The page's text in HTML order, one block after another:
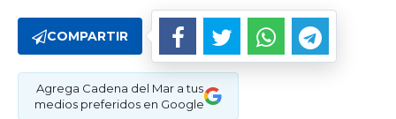
COMPARTIR
Agrega Cadena del Mar a tus
medios preferidos en Google